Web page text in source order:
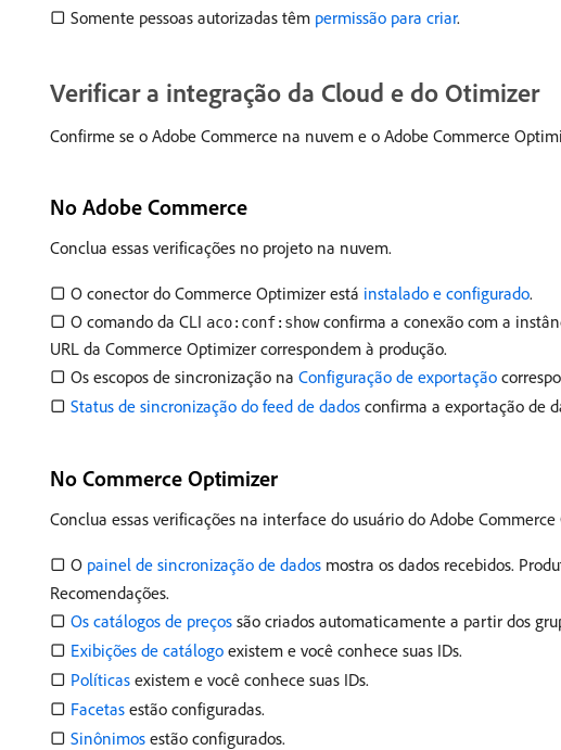
▢ Somente pessoas autorizadas têm permissão para criar.
Verificar a integração da Cloud e do Otimizer
Confirme se o Adobe Commerce na nuvem e o Adobe Commerce
No Adobe Commerce
Conclua essas verificações no projeto na nuvem.
▢ O conector do Commerce Optimizer está instalado e configurado.
▢ O comando da CLI aco:conf:showconfirma a conexão com a
URL da Commerce Optimizer correspondem à produção.
▢ Os escopos de sincronização na Configuração de exportação
▢ Status de sincronização do feed de dados confirma a exportação de
No Commerce Optimizer
Conclua essas verificações na interface do usuário do Adobe Commerce
▢ O painel de sincronização de dados mostra os dados recebidos.
Recomendações.
▢ Os catálogos de preços são criados automaticamente a partir dos
▢ Exibições de catálogo existem e você conhece suas IDs.
▢ Políticas existem e você conhece suas IDs.
▢ Facetas estão configuradas.
▢ Sinônimos estão configurados.